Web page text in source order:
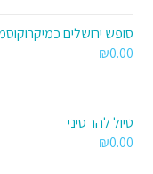
סופש ירושלים כמיקרוקוסמוס
₪0.00
טיול להר סיני
₪0.00